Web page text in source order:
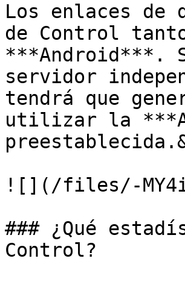
Los enlaces de
de Control
***Android***.
servidor
tendrá que
utilizar la
![](/files/-
### ¿Qué
Control?